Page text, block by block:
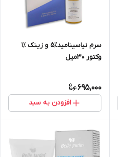
سرم نیاسینامید٪۵ و زینک ٪١
وکتور ۳۰میل
695,000
افزودن به سبد